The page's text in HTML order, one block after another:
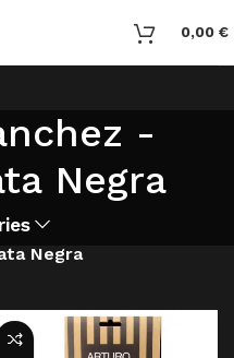
0,00 €
-
Negra
Negra